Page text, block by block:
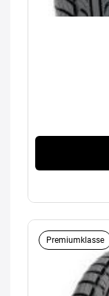
Premiumklasse